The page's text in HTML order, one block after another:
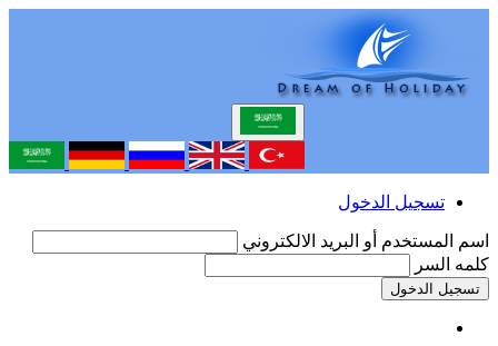
تسجيل الدخول
اسم المستخدم أو البريد الالكتروني
كلمه السر
تسجيل الدخول